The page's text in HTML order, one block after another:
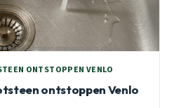
ONTSTOPPEN VENLO
ontstoppen Venlo